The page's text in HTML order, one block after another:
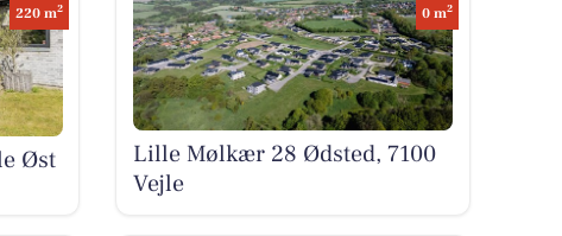
220 m2
Øst
0 m2
Lille Mølkær 28 Ødsted, 7100
Vejle